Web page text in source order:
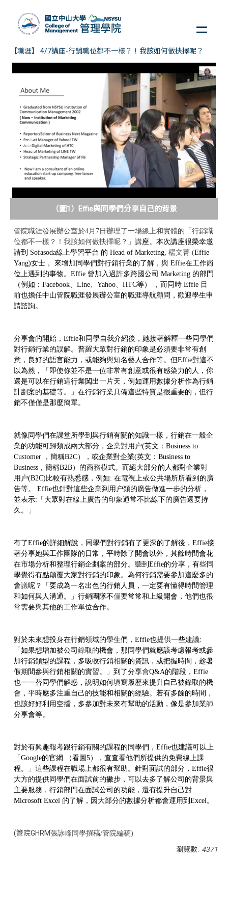
【職涯】 4/7講座-行銷職位都不一樣？！我該如何做抉擇呢？
（圖1）Effie與同學們分享自己的背景
管院職涯發展辦公室於4月7日辦理了一場線上和實體的「行銷職
位都不一樣？！我該如何做抉擇呢？」講座。本次講座很榮幸邀
請到 Sofasoda線上學習平台 的 Head of Marketing, 楊文菁 (Effie
Yang)女士， 來增加同學們對行銷行業的了解，與 Effie在工作崗
位上遇到的事物。Effie 曾加入過許多跨國公司 Marketing 的部門
（例如：Facebook、 Line、 Yahoo、 HTC等） ，而同時 Effie 目
前也擔任中山管院職涯發展辦公室的職涯導航顧問，歡迎學生申
請諮詢。
分享會的開始，Effie和同學自我介紹後，她接著解釋一些同學們
對行銷行業的誤解。普羅大眾對行銷的印象是必須要非常有創
意，良好的語言能力，或能夠與知名藝人合作等。但Effie對這不
以為然，
「即使你並不是一位非常有創意或很有感染力的人，你
還是可以在行銷這行業闖出一片天，例如運用數據分析作為行銷
計劃案的基礎等。
」 在行銷行業具備這些特質是很重要的，但行
銷不僅僅是那麼簡單。
就像同學們在課堂所學到與行銷有關的知識一樣，行銷在一般企
業的功能可歸類成兩大部分，企業對用户(英文：Business to
Customer ，簡稱B2C），或企業對企業(英文：Business to
Business，簡稱B2B） 的商務模式。而絕大部分的人都對企業對
用户(B2C) 比較有熟悉感，例如: 在電視上或公共場所所看到的廣
告等。 Effie也針對這些企業到用户類的廣告做進一步的分析，
並表示: 「大眾對在線上廣告的印象通常不比線下的廣告還要持
久。
」
有了Effie的詳細解說， 同學們對行銷有了更深的了解後，Effie接
著分享她與工作團隊的日常，平時除了開會以外，其餘時間會花
在市場分析和整理行銷企劃案的部分。聽到 Effie的分享 ，有些同
學覺得有點顛覆大家對行銷的印象。為何行銷需要參加這麼多的
會議呢？
「要成為一名出色的行銷人員，一定要有懂得時間管理
和如何與人溝通。
」 行銷團隊不僅要常常和上級開會，他們也很
常需要與其他的工作單位合作。
對於未來想投身在行銷領域的學生們，Effie也提供一些建議:
「如果想增加被公司 錄取的機會，那同學們就應該考慮報考或參
加行銷類型的課程，多吸收行銷相 關的資訊，或把握時間，趁暑
假期間參與行銷相關的實習。
」 到了分享會Q&A的階段，Effie
也一一替同學們解惑，說明如何填寫履歷來提升自己被錄取的機
會，平時應多注重自己的技能和相關的經驗。若有多餘的時間，
也該好好利用空擋，多參加對未來有幫助的活動，像是參加業師
分享會等。
對於有興趣報考跟行銷有關的課程的同學們， Effie也建議可以上
「 Google的官網 （看圖5），查查看他們所提供的免費線上課
程。
」 這些課程在職場上都很有幫助。 針對面試的部分， Effie很
大方的提供同學們在面試前的撇步，可以去多了解公司的背景與
主要服務，行銷部門在面試公司的功能，還有提升自己對
Microsoft Excel 的了解，因大部分的數據分析都會運用到 Excel。
(管院GHRM張詠峰同學撰稿/管院編稿)
瀏覽數: 4371